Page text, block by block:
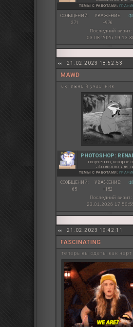
ТЕМЫ С РАБОТАМИ:
СООБЩЕНИЙ:
271
УВАЖЕНИЕ:
+976
Последний визит:
03.08.2026
21.02.2023 18:52:53
MAWD
активный участник
PHOTOSHOP:
творчество, которое
абсолютно для
ТЕМЫ С РАБОТАМИ:
СООБЩЕНИЙ:
65
УВАЖЕНИЕ:
+152
Последний визит:
23.01.2026
21.02.2023 19:42:11
FASCINATING
теперь вы одеты как черт